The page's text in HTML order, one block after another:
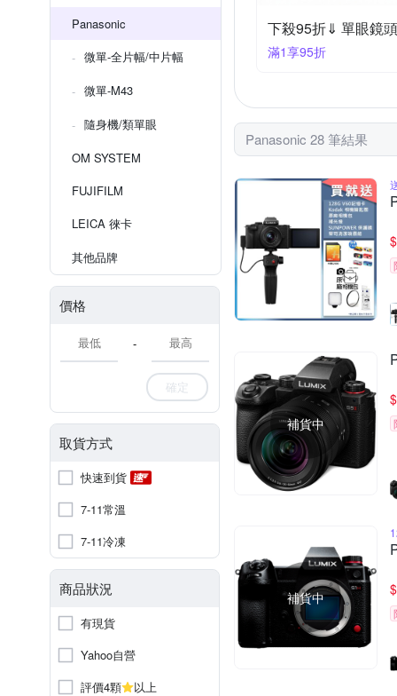
Panasonic
微單-全片幅/中片幅
微單-M43
隨身機/類單眼
OM SYSTEM
FUJIFILM
LEICA 徠卡
其他品牌
價格
-
確定
取貨方式
快速到貨
7-11常溫
7-11冷凍
商品狀況
有現貨
Yahoo自營
評價4顆
以上
下殺95折⇓ 單眼鏡頭
滿1享95折
Panasonic 28 筆結果
$
補貨中
$
補貨中 $